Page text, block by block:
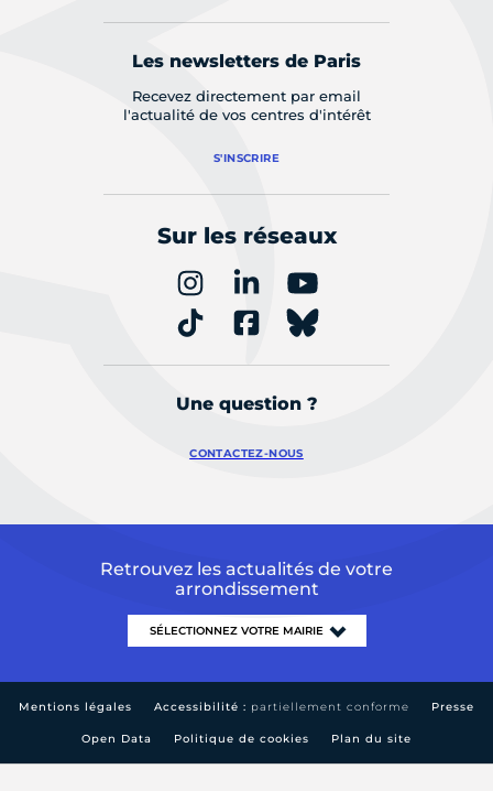
Les newsletters de Paris
Recevez directement par email
l'actualité de vos centres d'intérêt
S'INSCRIRE
Sur les réseaux
Une question ?
CONTACTEZ-NOUS
Retrouvez les actualités de votre
arrondissement
Mentions légales Accessibilité : partiellement conforme Presse
Open Data Politique de cookies Plan du site